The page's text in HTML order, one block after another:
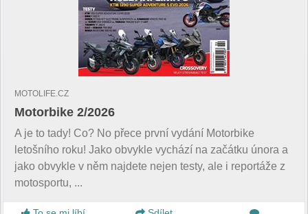
MOTOLIFE.CZ
Motorbike 2/2026
A je to tady! Co? No přece první vydání Motorbike
letošního roku! Jako obvykle vychází na začátku února a
jako obvykle v něm najdete nejen testy, ale i reportáže z
motosportu, ...